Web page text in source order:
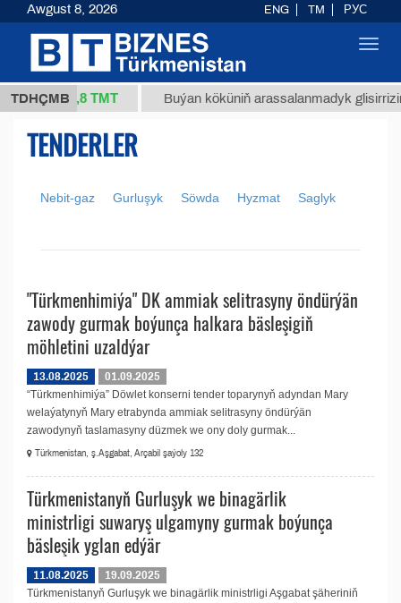
TDHÇMB
1 (kg.) 37,8 ТМТ Buýan köküniň arassalanmadyk
TENDERLER
Nebit-gaz Gurluşyk Söwda Hyzmat Saglyk
"Türkmenhimiýa" DK ammiak selitrasyny öndürýän
zawody gurmak boýunça halkara bäsleşigiň
möhletini uzaldýar
13.08.2025
01.09.2025
“Türkmenhimiýa” Döwlet konserni tender toparynyň adyndan Mary
welaýatynyň Mary etrabynda ammiak selitrasyny öndürýän
zawodynyň taslamasyny düzmek we ony doly gurmak...
Türkmenistan, ş.Aşgabat, Arçabil şaýoly 132
Türkmenistanyň Gurluşyk we binagärlik
ministrligi suwaryş ulgamyny gurmak boýunça
bäsleşik yglan edýär
11.08.2025
19.09.2025
Türkmenistanyň Gurluşyk we binagärlik ministrligi Aşgabat şäheriniň
Awgust 8, 2026 ENG TM РУС